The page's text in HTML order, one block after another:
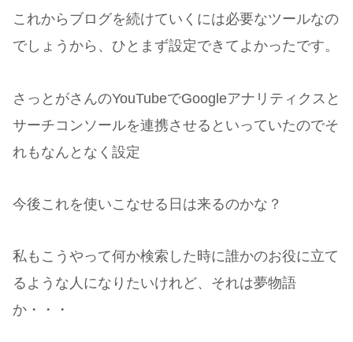
これからブログを続けていくには必要なツールなの
でしょうから、ひとまず設定できてよかったです。
さっとがさんのYouTubeでGoogleアナリティクスと
サーチコンソールを連携させるといっていたのでそ
れもなんとなく設定
今後これを使いこなせる日は来るのかな？
私もこうやって何か検索した時に誰かのお役に立て
るような人になりたいけれど、それは夢物語
か・・・